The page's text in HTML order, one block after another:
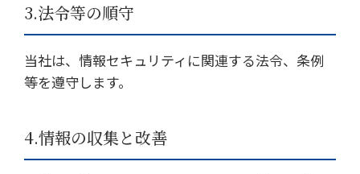
3.法令等の順守
当社は、情報セキュリティに関連する法令、条例
等を遵守します。
4.情報の収集と改善